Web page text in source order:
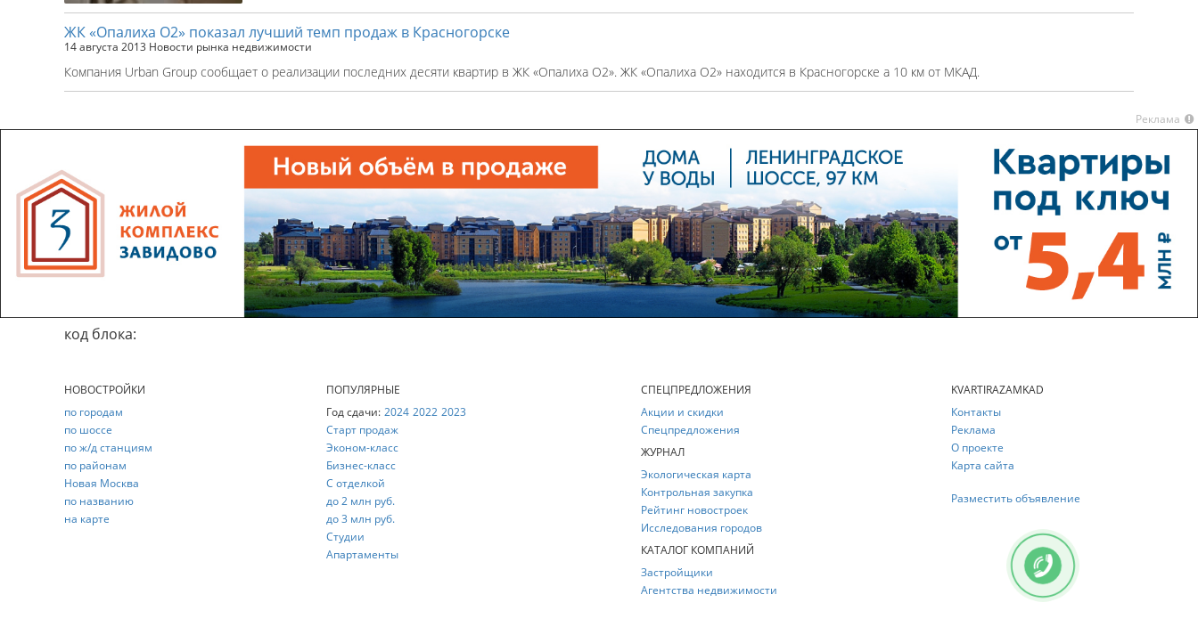
ЖК «Опалиха О2» показал лучший темп продаж в Красногорске
14 августа 2013 Новости рынка недвижимости
Компания Urban Group сообщает о реализации последних десяти квартир в ЖК «Опалиха О2». ЖК «Опалиха О2» находится в Красногорске а 10 км от МКАД.
Реклама
код блока:
НОВОСТРОЙКИ
по городам
по шоссе
по ж/д станциям
по районам
Новая Москва
по названию
на карте
ПОПУЛЯРНЫЕ
Год сдачи: 2024 2022 2023
Старт продаж
Эконом-класс
Бизнес-класс
С отделкой
до 2 млн руб.
до 3 млн руб.
Студии
Апартаменты
СПЕЦПРЕДЛОЖЕНИЯ
Акции и скидки
Спецпредложения
ЖУРНАЛ
Экологическая карта
Контрольная закупка
Рейтинг новостроек
Исследования городов
КАТАЛОГ КОМПАНИЙ
Застройщики
Агентства недвижимости
KVARTIRAZAMKAD
Контакты
Реклама
О проекте
Карта сайта
Разместить объявление